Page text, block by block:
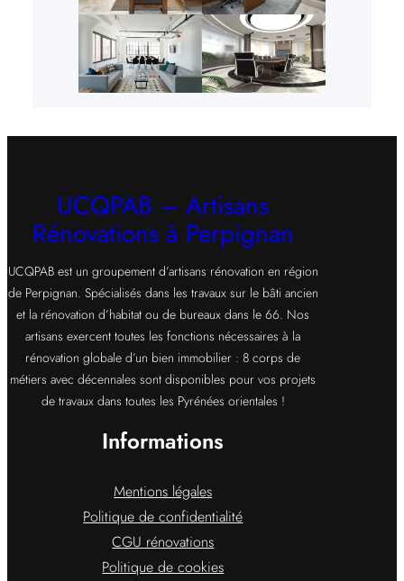
UCQPAB – Artisans
Rénovations à Perpignan
UCQPAB est un groupement d’artisans rénovation en région
de Perpignan. Spécialisés dans les travaux sur le bâti ancien
et la rénovation d’habitat ou de bureaux dans le 66. Nos
artisans exercent toutes les fonctions nécessaires à la
rénovation globale d’un bien immobilier : 8 corps de
métiers avec décennales sont disponibles pour vos projets
de travaux dans toutes les Pyrénées orientales !
Informations
Mentions légales
Politique de confidentialité
CGU rénovations
Politique de cookies